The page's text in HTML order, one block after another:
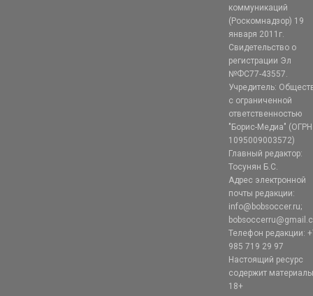
коммуникаций
(Роскомнадзор) 19
января 2011г.
Свидетельство о
регистрации Эл
№ФС77-43557.
Учредитель:
с ограниченной
ответственностью
"Борис-Медиа" (ОГРН
1095009003572)
Главный редактор:
Тосунян Б.С.
Адрес электронной
почты редакции:
info@bobsoccer.ru;
Телефон редакции:
985 719 29 97
Настоящий ресурс
содержит
18+